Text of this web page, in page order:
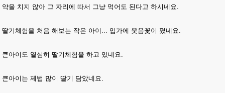
약을 치지 않아 그 자리에 따서 그냥 먹어도 된다고 하시네요.
딸기체험을 처음 해보는 작은 아이... 입가에 웃음꽃이 폈네요.
큰아이도 열심히 딸기체험을 하고 있네요.
큰아이는 제법 많이 딸기 담았네요.